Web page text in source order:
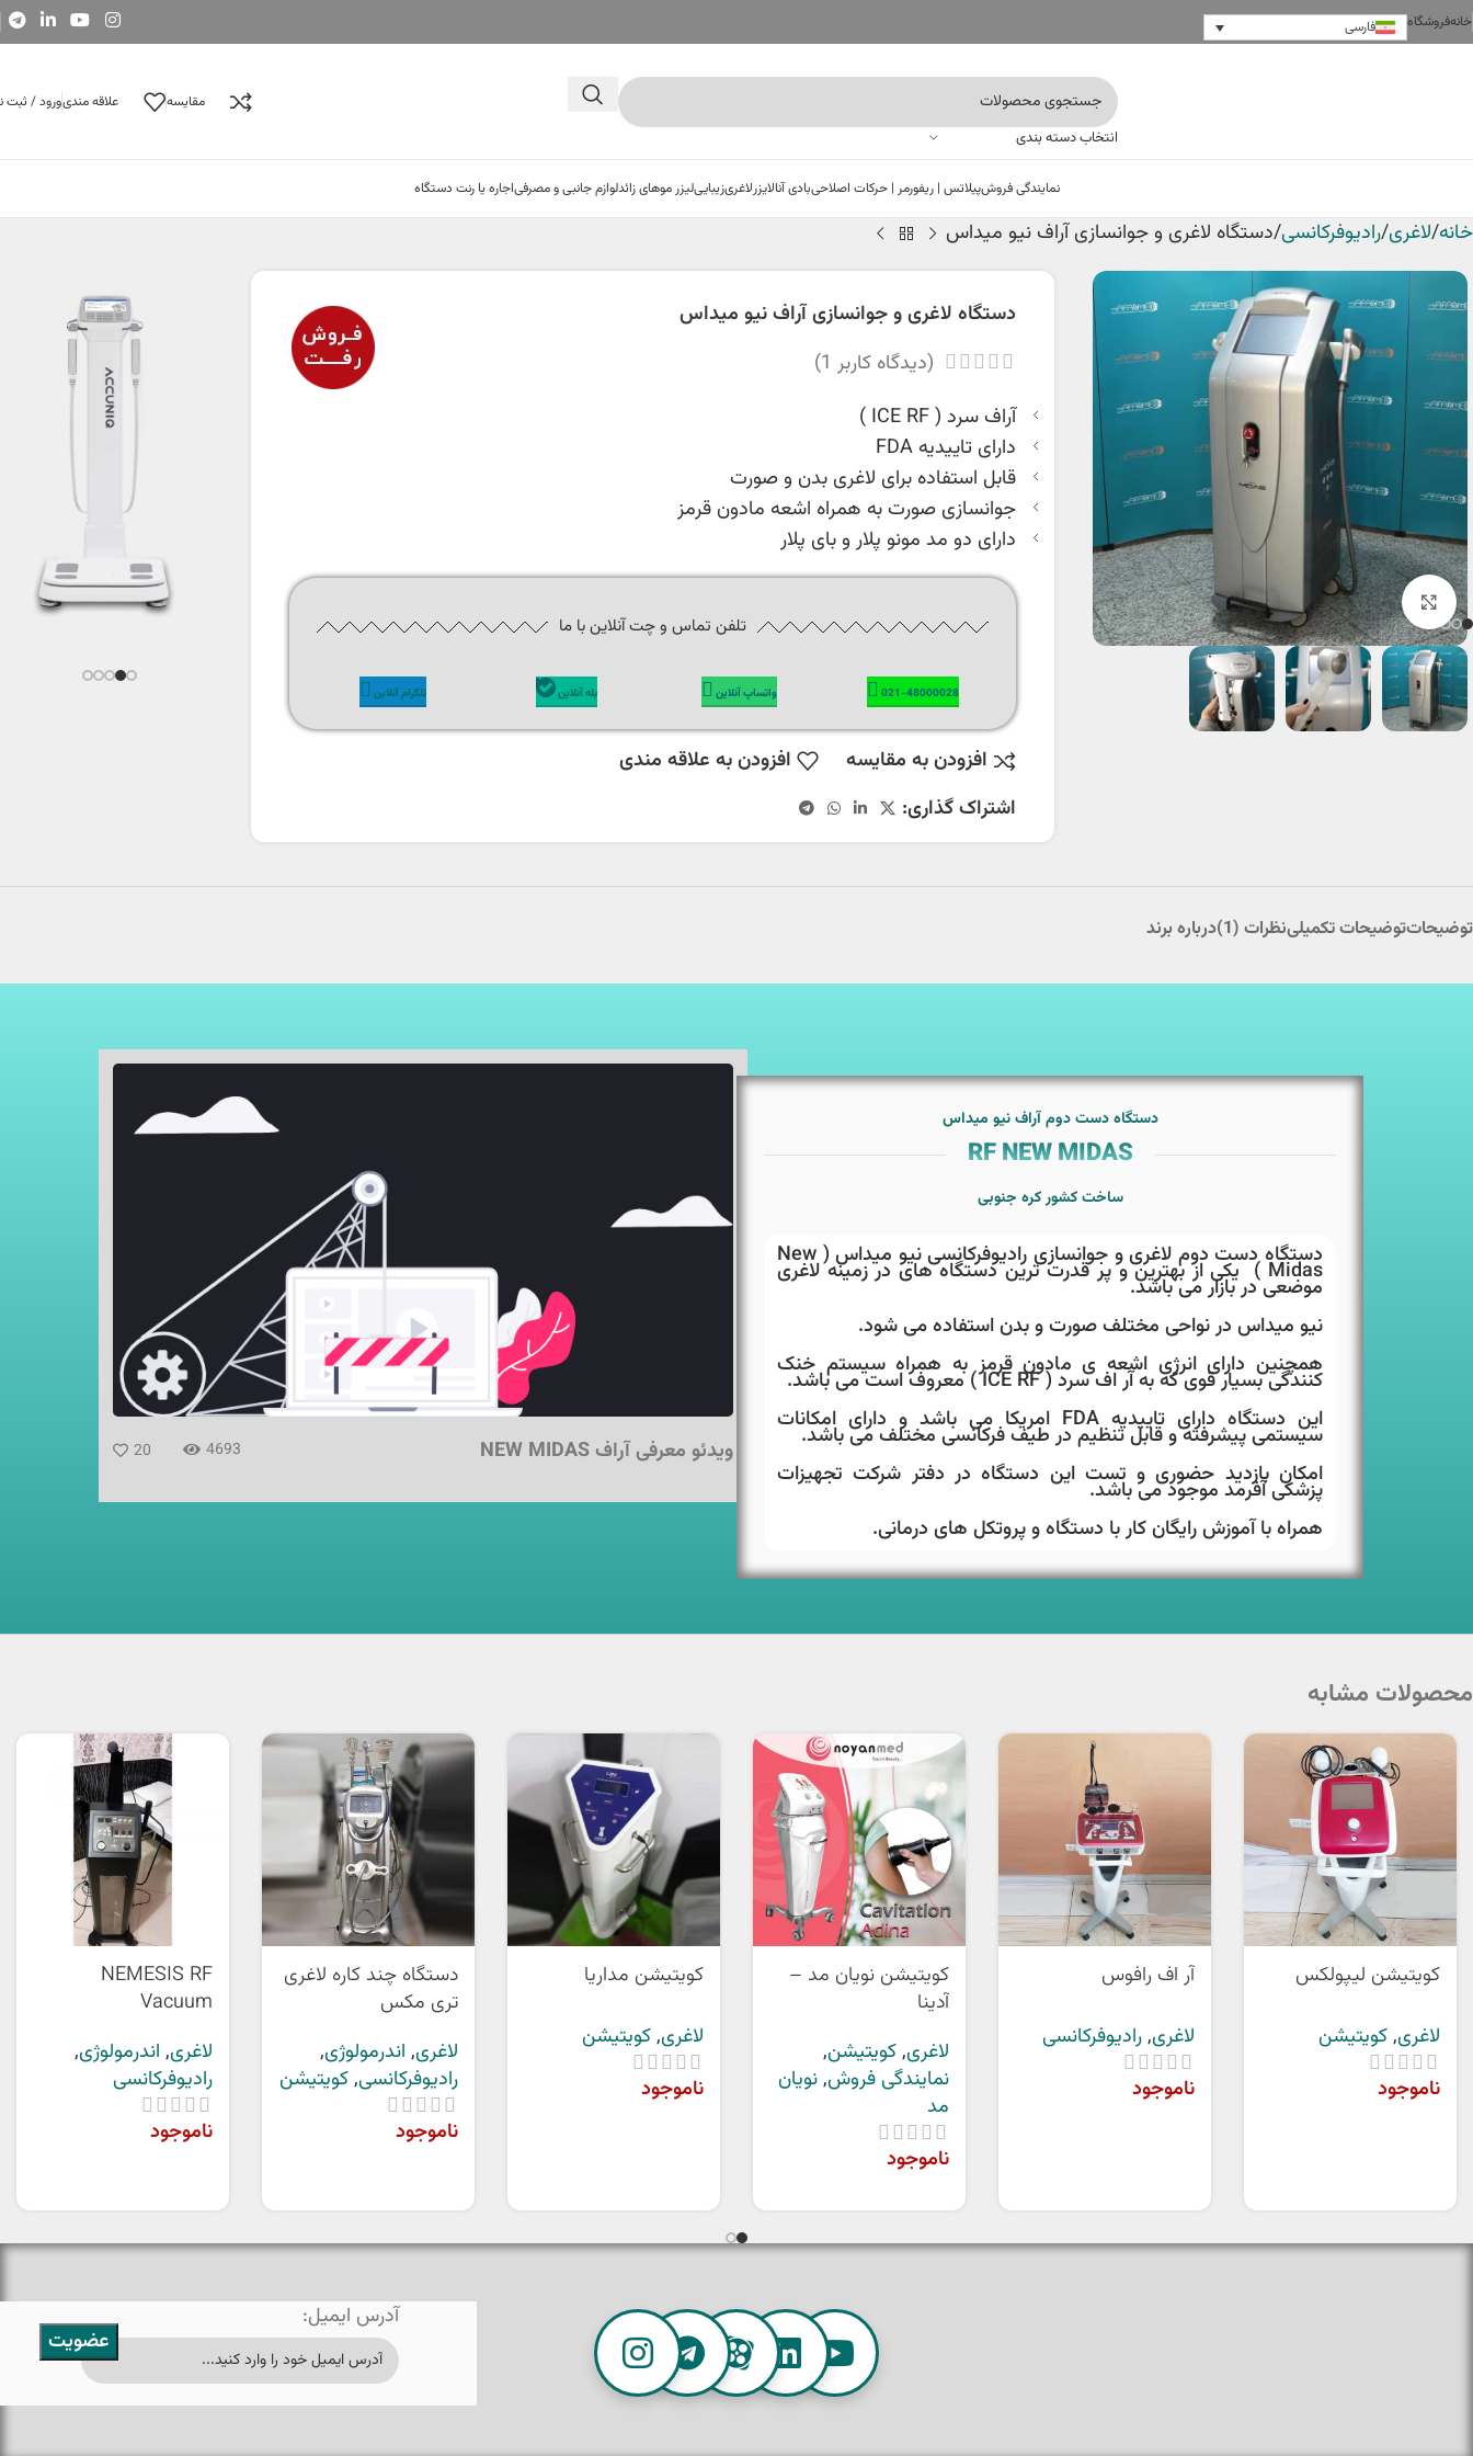
خانهفروشگاه فارسی
انتخاب دسته بندی
مقایسه علاقه مندیورود / ثبت
نمایندگی فروشپیلاتس | ریفورمر | حرکات اصلاحیبادی آنالایزرلاغریزیباییلیزر موهای زائدلوازم جانبی و مصرفیاجاره یا رنت دستگاه
خانه لاغری رادیوفرکانسی دستگاه لاغری و جوانسازی آراف نیو میداس
بزرگنمایی تصویر
دستگاه لاغری و جوانسازی آراف نیو میداس
(دیدگاه کاربر 1
)
آراف سرد ( ICE RF )
دارای تاییدیه FDA
قابل استفاده برای لاغری بدن و صورت
جوانسازی صورت به همراه اشعه مادون قرمز
دارای دو مد مونو پلار و بای پلار
تلفن تماس و چت آنلاین با ما
021-48000028 واتساپ آنلاین بله آنلاین تلگرام آنلاین
افزودن به مقایسه
افزودن به علاقه مندی
اشتراک گذاری:
VIVALINE
نمسیس ارتقا
محصول
بادی آنالایزر
توضیحاتتوضیحات تکمیلینظرات (1) درباره برند
ویدئو معرفی آراف NEW MIDAS 20 4693
دستگاه دست دوم آراف نیو میداس
RF NEW MIDAS
ساخت کشور کره جنوبی
دستگاه دست دوم لاغری و جوانسازی رادیوفرکانسی نیو میداس ( New
Midas ) یکی از بهترین و پر قدرت ترین دستگاه های در زمینه لاغری
موضعی در بازار می باشد.
نیو میداس در نواحی مختلف صورت و بدن استفاده می شود.
همچنین دارای انرژی اشعه ی مادون قرمز به همراه سیستم خنک
کنندگی بسیار قوی که به آر اف سرد ( ICE RF ) معروف است می باشد.
این دستگاه دارای تاییدیه FDA امریکا می باشد و دارای امکانات
سیستمی پیشرفته و قابل تنظیم در طیف فرکانسی مختلف می باشد.
امکان بازدید حضوری و تست این دستگاه در دفتر شرکت تجهیزات
پزشکی آفرمد موجود می باشد.
همراه با آموزش رایگان کار با دستگاه و پروتکل های درمانی.
محصولات مشابه
کویتیشن لیپولکس
لاغری,کویتیشن
ناموجود
آر اف رافوس
لاغری,رادیوفرکانسی
ناموجود
کویتیشن نویان مد –
آدینا
لاغری,کویتیشن,
نمایندگی فروش,نویان
مد
ناموجود
کویتیشن مداریا
لاغری,کویتیشن
ناموجود
دستگاه چند کاره لاغری
تری مکس
لاغری, اندرمولوژی,
رادیوفرکانسی,کویتیشن
ناموجود
NEMESIS RF
Vacuum
لاغری, اندرمولوژی,
رادیوفرکانسی
ناموجود
آدرس ایمیل: